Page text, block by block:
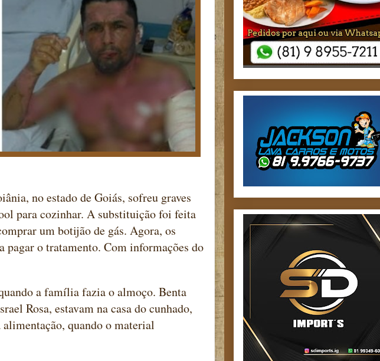
no estado de Goiás, sofreu graves
para cozinhar. A substituição foi feita
um botijão de gás. Agora, os
o tratamento. Com informações do
a família fazia o almoço. Benta
Rosa, estavam na casa do cunhado,
quando o material